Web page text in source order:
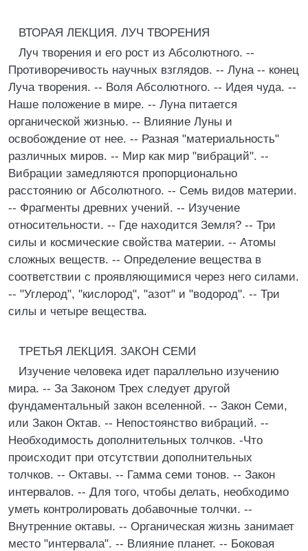
ВТОРАЯ ЛЕКЦИЯ. ЛУЧ ТВОРЕНИЯ
Луч творения и его рост из Абсолютного. --
Противоречивость научных взглядов. -- Луна -- конец
Луча творения. -- Воля Абсолютного. -- Идея чуда. --
Наше положение в мире. -- Луна питается
органической жизнью. -- Влияние Луны и
освобождение от нее. -- Разная "материальность"
различных миров. -- Мир как мир "вибраций". --
Вибрации замедляются пропорционально
расстоянию or Абсолютного. -- Семь видов материи.
-- Фрагменты древних учений. -- Изучение
относительности. -- Где находится Земля? -- Три
силы и космические свойства материи. -- Атомы
сложных веществ. -- Определение вещества в
соответствии с проявляющимися через него силами.
-- "Углерод", "кислород", "азот" и "водород". -- Три
силы и четыре вещества.
ТРЕТЬЯ ЛЕКЦИЯ. ЗАКОН СЕМИ
Изучение человека идет параллельно изучению
мира. -- За Законом Трех следует другой
фундаментальный закон вселенной. -- Закон Семи,
или Закон Октав. -- Непостоянство вибраций. --
Необходимость дополнительных толчков. -Что
происходит при отсутствии дополнительных
толчков. -- Октавы. -- Гамма семи тонов. -- Закон
интервалов. -- Для того, чтобы делать, необходимо
уметь контролировать добавочные толчки. --
Внутренние октавы. -- Органическая жизнь занимает
место "интервала". -- Влияние планет. -- Боковая